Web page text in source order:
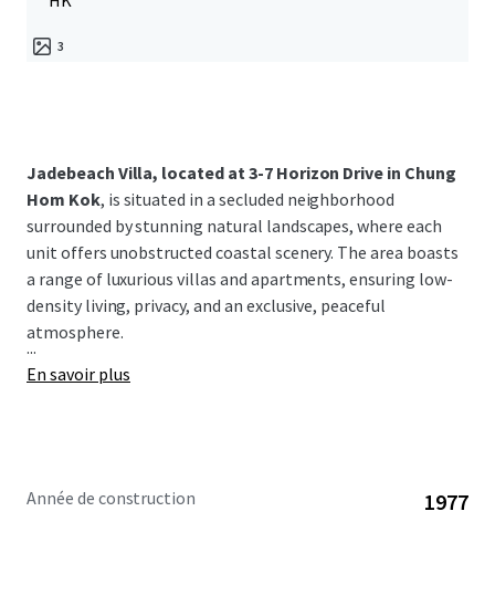
3
Jadebeach Villa, located at 3-7 Horizon Drive in Chung
Hom Kok, is situated in a secluded neighborhood
surrounded by stunning natural landscapes, where each
unit offers unobstructed coastal scenery. The area boasts
a range of luxurious villas and apartments, ensuring low-
density living, privacy, and an exclusive, peaceful
atmosphere.
...
En savoir plus
Année de construction 1977